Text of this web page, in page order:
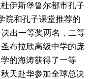
伊斯堡鲁尔都市孔子
院和孔子课堂推荐的
出一等奖两名，二等
布拉欣高级中学的庞
的海涛获得了一等
天赴华参加全球总决